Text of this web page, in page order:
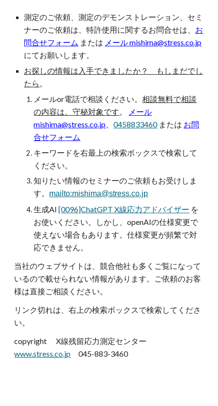
測定のご依頼、測定のデモンストレーション、セミ
ナーのご依頼は、特許使用に関するお問合せは、 お
問合せフォーム または メール mishima@stress.co.jp
にてお願いします。
お探しの情報は入手できましたか？ もしまだでし
たら 。
メールor電話で相談ください。相談無料で相談
の内容は、守秘対象です。
メール
mishima@stress.co.jp 、0458833460または お問
合せフォーム
キーワードを右最上の検索ボックスで検索して
ください。
知りたい情報のセミナーのご依頼もお受けしま
す。 mailto:mishima@stress.co.jp
生成AI[0096]ChatGPT X線応力アドバイザー を
お使いください。しかし、openAIの仕様変更で
使えない場合もあります。仕様変更が頻繁で対
応できません。
当社のウェブサイトは、競合他社も多くご覧になって
いるので載せられない情報があります。ご依頼のお客
様は直接ご相談ください。
リンク切れは、右上の検索ボックスで検索してくださ
い。
copyright X線残留応力測定センター
www.stress.co.jp 045-883-3460